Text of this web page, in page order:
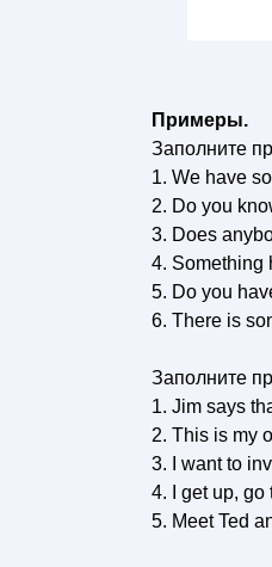
Примеры.
Заполните
1. We have
2. Do you
3. Does
4. Something
5. Do you
6. There is
Заполните
1. Jim says
2. This is my
3. I want to
4. I get up, go
5. Meet Ted